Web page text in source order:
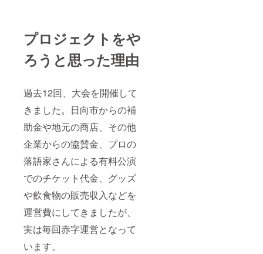
プロジェクトをや
ろうと思った理由
過去12回、大会を開催して
きました。日向市からの補
助金や地元の商店、その他
企業からの協賛金、プロの
落語家さんによる有料公演
でのチケット代金、グッズ
や飲食物の販売収入などを
運営費にしてきましたが、
実は毎回赤字運営となって
います。